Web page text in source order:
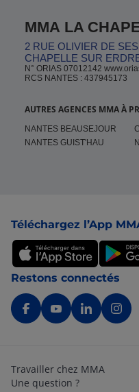
MMA LA
2 RUE OLIVIER DE
CHAPELLE SUR
N° ORIAS 07012142
RCS NANTES : 437945173
AUTRES AGENCES MMA À
NANTES BEAUSEJOUR
NANTES GUIST'HAU
Téléchargez l’App
Restons connectés
Travailler chez MMA
Une question ?